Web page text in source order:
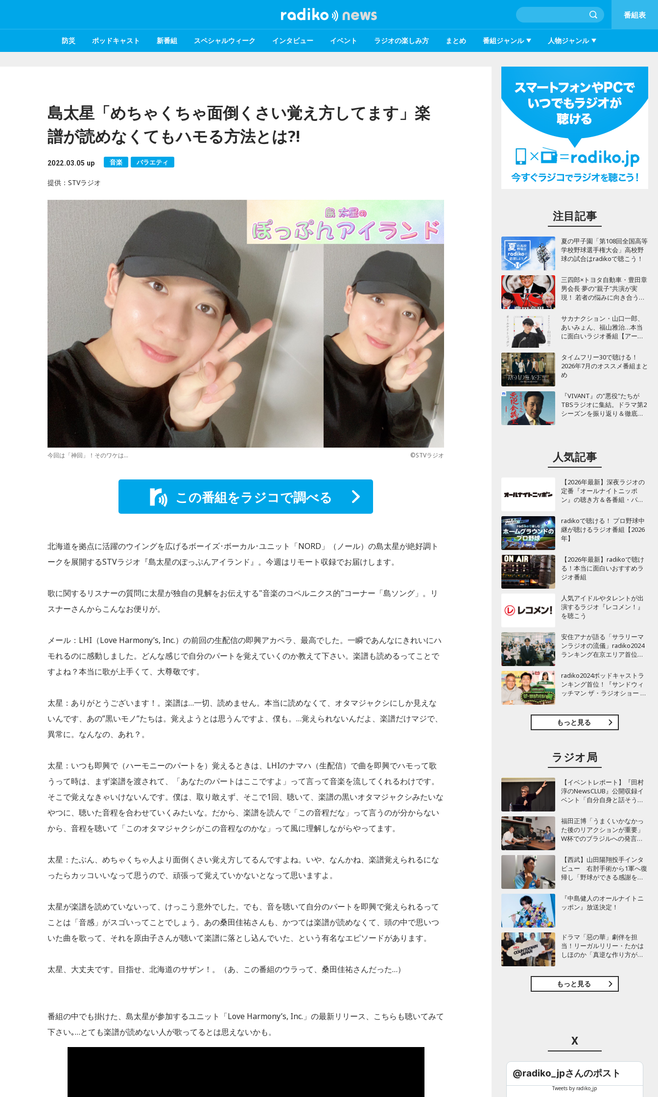
番組表
防災 ポッドキャスト 新番組 スペシャルウィーク インタビュー イベント ラジオの楽しみ方 まとめ 番組ジャンル 人物ジャンル
島太星「めちゃくちゃ面倒くさい覚え方してます」楽
譜が読めなくてもハモる方法とは?!
2022.03.05 up 音楽 バラエティ
提供：STVラジオ
今回は「神回」！そのワケは… ©STVラジオ
この番組をラジコで調べる
北海道を拠点に活躍のウイングを広げるボーイズ･ボーカル･ユニット「NORD」（ノール）の島太星が絶好調ト
ークを展開するSTVラジオ『島太星のぽっぷんアイランド』。今週はリモート収録でお届けします。
歌に関するリスナーの質問に太星が独自の見解をお伝えする"音楽のコペルニクス的"コーナー「島ソング」。リ
スナーさんからこんなお便りが。
メール：LHI（Love Harmony’s, Inc.）の前回の生配信の即興アカペラ、最高でした。一瞬であんなにきれいにハ
モれるのに感動しました。どんな感じで自分のパートを覚えていくのか教えて下さい。楽譜も読めるってことで
すよね？本当に歌が上手くて、大尊敬です。
太星：ありがとうございます！。楽譜は…一切、読めません。本当に読めなくて、オタマジャクシにしか見えな
いんです、あの”黒いモノ”たちは。覚えようとは思うんですよ、僕も。…覚えられないんだよ、楽譜だけマジで、
異常に。なんなの、あれ？。
太星：いつも即興で（ハーモニーのパートを）覚えるときは、LHIのナマハ（生配信）で曲を即興でハモって歌
うって時は、まず楽譜を渡されて、「あなたのパートはここですよ」って言って音楽を流してくれるわけです。
そこで覚えなきゃいけないんです。僕は、取り敢えず、そこで1回、聴いて、楽譜の黒いオタマジャクシみたいな
やつに、聴いた音程を合わせていくみたいな。だから、楽譜を読んで「この音程だな」って言うのが分からない
から、音程を聴いて「このオタマジャクシがこの音程なのかな」って風に理解しながらやってます。
太星：たぶん、めちゃくちゃ人より面倒くさい覚え方してるんですよね。いや、なんかね、楽譜覚えられるにな
ったらカッコいいなって思うので、頑張って覚えていかないとなって思いますよ。
太星が楽譜を読めていないって、けっこう意外でした。でも、音を聴いて自分のパートを即興で覚えられるって
ことは「音感」がスゴいってことでしょう。あの桑田佳祐さんも、かつては楽譜が読めなくて、頭の中で思いつ
いた曲を歌って、それを原由子さんが聴いて楽譜に落とし込んでいた、という有名なエピソードがあります。
太星、大丈夫です。目指せ、北海道のサザン！。（あ、この番組のウラって、桑田佳祐さんだった…）
番組の中でも掛けた、島太星が参加するユニット「Love Harmony’s, Inc.」の最新リリース、こちらも聴いてみて
下さい｡…とても楽譜が読めない人が歌ってるとは思えないかも。
注目記事
夏の甲子園「第108回全国高等
学校野球選手権大会」高校野
球の試合はradikoで聴こう！
三四郎×トヨタ自動車・豊田章
男会長 夢の"親子"共演が実
現！ 若者の悩みに向き合うポ
サカナクション・山口一郎、
あいみょん、福山雅治…本当
に面白いラジオ番組【アーテ
タイムフリー30で聴ける！
2026年7月のオススメ番組まと
め
『VIVANT』の"悪役"たちが
TBSラジオに集結。ドラマ第2
シーズンを振り返り＆徹底考
人気記事
【2026年最新】深夜ラジオの
定番『オールナイトニッポ
ン』の聴き方＆各番組・パー
radikoで聴ける！ プロ野球中
継が聴けるラジオ番組【2026
年】
【2026年最新】radikoで聴け
る！本当に面白いおすすめラ
ジオ番組
人気アイドルやタレントが出
演するラジオ『レコメン！』
を聴こう
安住アナが語る「サラリーマ
ンラジオの流儀」radiko2024
ランキング在京エリア首位
曜天国』インタビュー
radiko2024ポッドキャストラ
ンキング首位！『サンドウィ
ッチマン ザ・ラジオショー サ
もっと見る
ラジオ局
【イベントレポート】『田村
淳のNewsCLUB』公開収録イ
ベント「自分自身と話そうの
に“人生の最後に流したい
曲”などをテーマにトーク
福田正博「うまくいかなかっ
た後のリアクションが重要」
W杯でのブラジルへの発言が
期待することは？
【西武】山田陽翔投手インタ
ビュー 右肘手術から1軍へ復
帰し「野球ができる感謝を再
『中島健人のオールナイトニ
ッポン』放送決定！
ドラマ「惡の華」劇伴を担
当！リーガルリリー・たかは
しほのか「真逆な作り方が面
もっと見る
X
@radiko_jpさんのポスト
Tweets by radiko_jp